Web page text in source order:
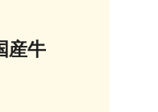
産牛